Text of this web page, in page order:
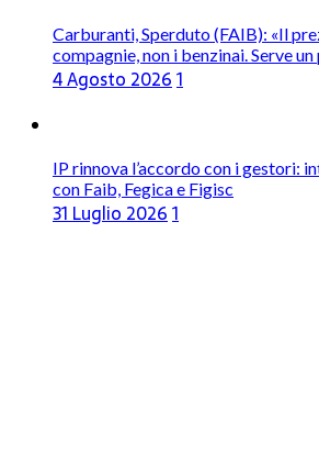
Carburanti, Sperduto (FAIB): «Il
compagnie, non i benzinai. Serve
4 Agosto 20261
IP rinnova l’accordo con i gestori:
con Faib, Fegica e Figisc
31 Luglio 20261